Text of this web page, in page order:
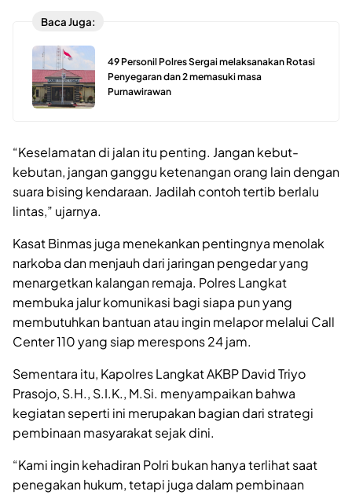
Baca Juga:
49 Personil Polres Sergai melaksanakan Rotasi
Penyegaran dan 2 memasuki masa
Purnawirawan
“Keselamatan di jalan itu penting. Jangan kebut-
kebutan, jangan ganggu ketenangan orang lain dengan
suara bising kendaraan. Jadilah contoh tertib berlalu
lintas,” ujarnya.
Kasat Binmas juga menekankan pentingnya menolak
narkoba dan menjauh dari jaringan pengedar yang
menargetkan kalangan remaja. Polres Langkat
membuka jalur komunikasi bagi siapa pun yang
membutuhkan bantuan atau ingin melapor melalui Call
Center 110 yang siap merespons 24 jam.
Sementara itu, Kapolres Langkat AKBP David Triyo
Prasojo, S.H., S.I.K., M.Si. menyampaikan bahwa
kegiatan seperti ini merupakan bagian dari strategi
pembinaan masyarakat sejak dini.
“Kami ingin kehadiran Polri bukan hanya terlihat saat
penegakan hukum, tetapi juga dalam pembinaan